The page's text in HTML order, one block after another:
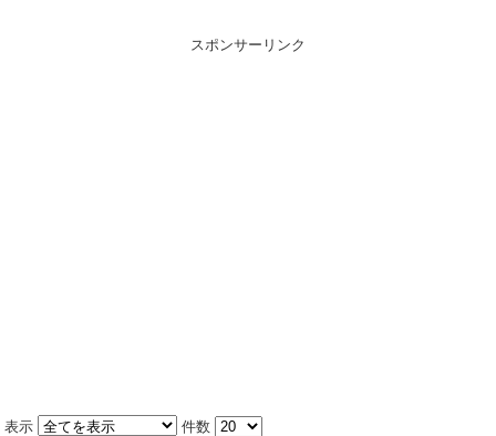
スポンサーリンク
表示
件数